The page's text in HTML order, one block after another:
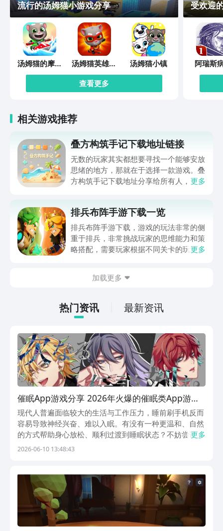
流行的汤姆猫小游戏分享
汤姆猫的摩托
艇
汤姆猫英雄跑
酷
汤姆猫小镇
查看更多
受欢迎
阿瑞斯
相关游戏推荐
叠方构筑手记下载地址链接
无数的玩家其实都想要寻找一个能够安放
思绪的地方，那就在于选择一款游戏。叠
方构筑手记下载地址分享给所有人，这一
情。如果大家想要下载这款游戏，其实方
法很简单，通过以下的链接即可先来看一
下游戏的主要乐趣吧。
更多
排兵布阵手游下载一览
排兵布阵手游下载，游戏的玩法非常的侧
重于排兵，非常挑战玩家的思维能力和策
略搭配，需要玩家根据不同关卡的玩法设
一种士兵都有自己独特的技能，及运用的
急切的想要连接，现在，就和小编一起来
阅览一下吧！
更多
加载更多
热门资讯 最新资讯
催眠App游戏分享 2026年火爆的催眠类App游戏
下载合集
现代人普遍面临较大的生活与工作压力，睡前刷手机反而
容易导致神经兴奋、难以入眠。有没有一种更温和、自然
的方式帮助身心放松、顺利过渡到睡眠状态？不妨尝试几
款专为助眠与减压设计的轻量级游戏应用。以下推荐的五
更多
2026-06-10 13:48:43